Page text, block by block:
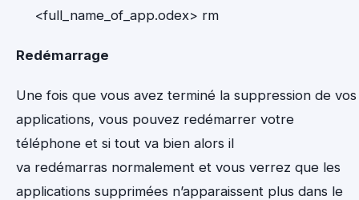
<full_name_of_app.odex> rm
Redémarrage
Une fois que vous avez terminé la suppression de vos
applications, vous pouvez redémarrer votre
téléphone et si tout va bien alors il
va redémarras normalement et vous verrez que les
applications supprimées n’apparaissent plus dans le